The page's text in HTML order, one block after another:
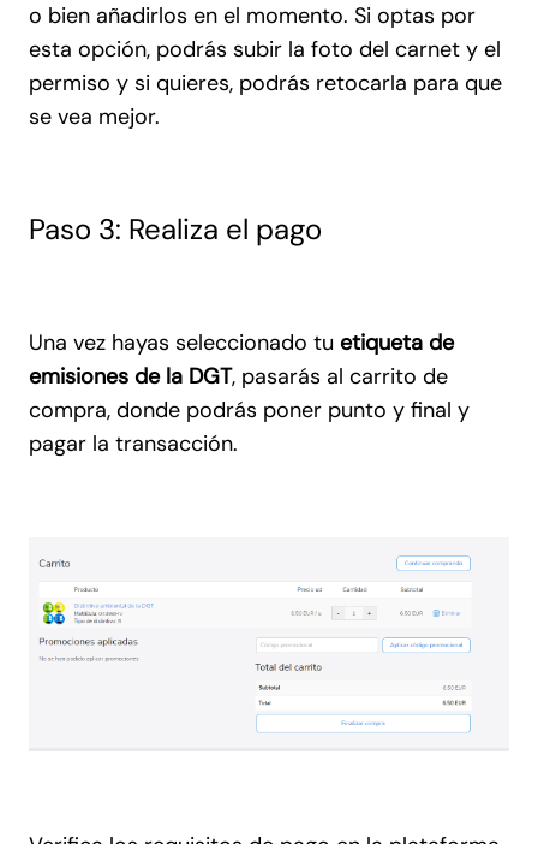
o bien añadirlos en el momento. Si optas por
esta opción, podrás subir la foto del carnet y el
permiso y si quieres, podrás retocarla para que
se vea mejor.
Paso 3: Realiza el pago
Una vez hayas seleccionado tu etiqueta de
emisiones de la DGT, pasarás al carrito de
compra, donde podrás poner punto y final y
pagar la transacción.